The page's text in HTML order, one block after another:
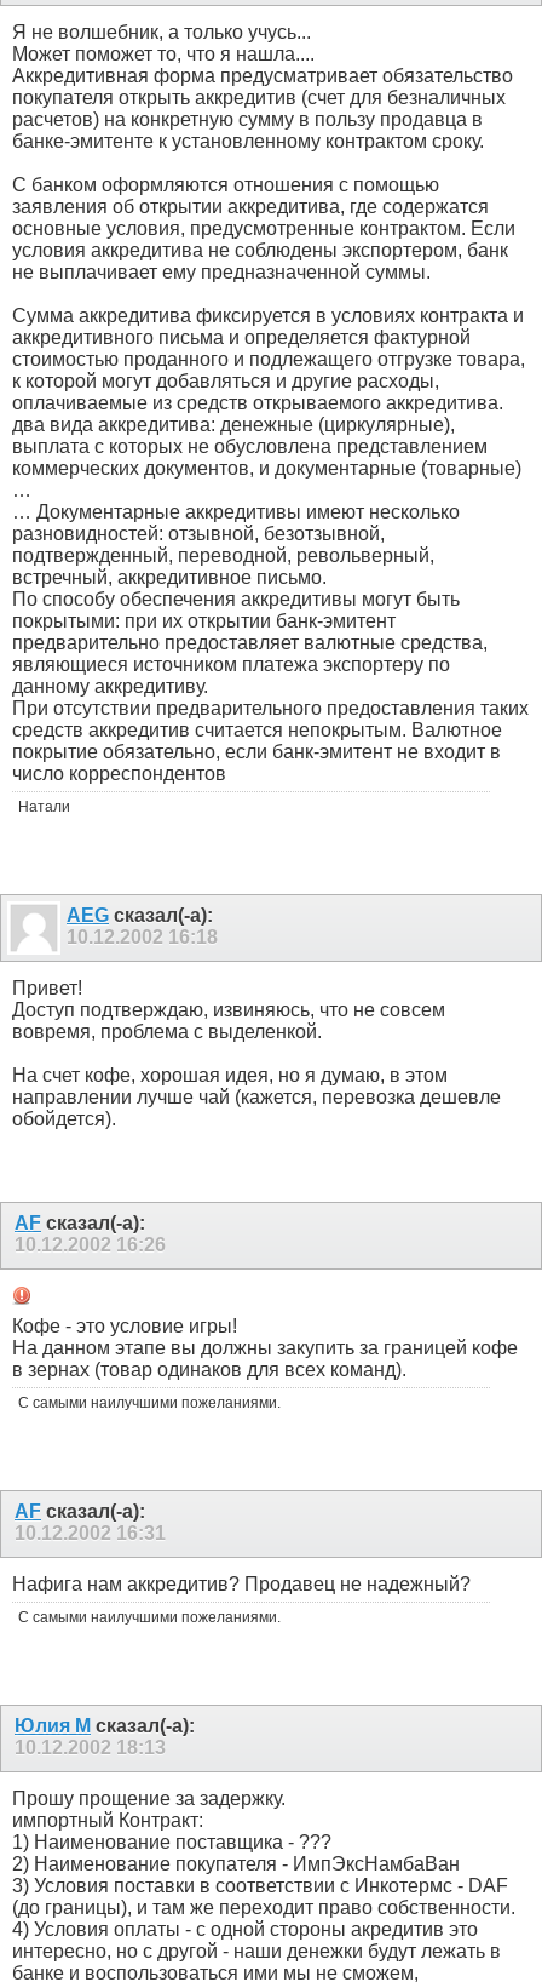
Я не волшебник, а только учусь...
Может поможет то, что я нашла....
Аккредитивная форма предусматривает обязательство
покупателя открыть аккредитив (счет для безналичных
расчетов) на конкретную сумму в пользу продавца в
банке-эмитенте к установленному контрактом сроку.
С банком оформляются отношения с помощью
заявления об открытии аккредитива, где содержатся
основные условия, предусмотренные контрактом. Если
условия аккредитива не соблюдены экспортером, банк
не выплачивает ему предназначенной суммы.
Сумма аккредитива фиксируется в условиях контракта и
аккредитивного письма и определяется фактурной
стоимостью проданного и подлежащего отгрузке товара,
к которой могут добавляться и другие расходы,
оплачиваемые из средств открываемого аккредитива.
два вида аккредитива: денежные (циркулярные),
выплата с которых не обусловлена представлением
коммерческих документов, и документарные (товарные)
…
… Документарные аккредитивы имеют несколько
разновидностей: отзывной, безотзывной,
подтвержденный, переводной, револьверный,
встречный, аккредитивное письмо.
По способу обеспечения аккредитивы могут быть
покрытыми: при их открытии банк-эмитент
предварительно предоставляет валютные средства,
являющиеся источником платежа экспортеру по
данному аккредитиву.
При отсутствии предварительного предоставления таких
средств аккредитив считается непокрытым. Валютное
покрытие обязательно, если банк-эмитент не входит в
число корреспондентов
Натали
AEG сказал(-а):
10.12.2002 16:18
Привет!
Доступ подтверждаю, извиняюсь, что не совсем
вовремя, проблема с выделенкой.
На счет кофе, хорошая идея, но я думаю, в этом
направлении лучше чай (кажется, перевозка дешевле
обойдется).
AF сказал(-а):
10.12.2002 16:26
Кофе - это условие игры!
На данном этапе вы должны закупить за границей кофе
в зернах (товар одинаков для всех команд).
С самыми наилучшими пожеланиями.
AF сказал(-а):
10.12.2002 16:31
Нафига нам аккредитив? Продавец не надежный?
С самыми наилучшими пожеланиями.
Юлия М сказал(-а):
10.12.2002 18:13
Прошу прощение за задержку.
импортный Контракт:
1) Наименование поставщика - ???
2) Наименование покупателя - ИмпЭксНамбаВан
3) Условия поставки в соответствии с Инкотермс - DAF
(до границы), и там же переходит право собственности.
4) Условия оплаты - с одной стороны акредитив это
интересно, но с другой - наши денежки будут лежать в
банке и воспользоваться ими мы не сможем,